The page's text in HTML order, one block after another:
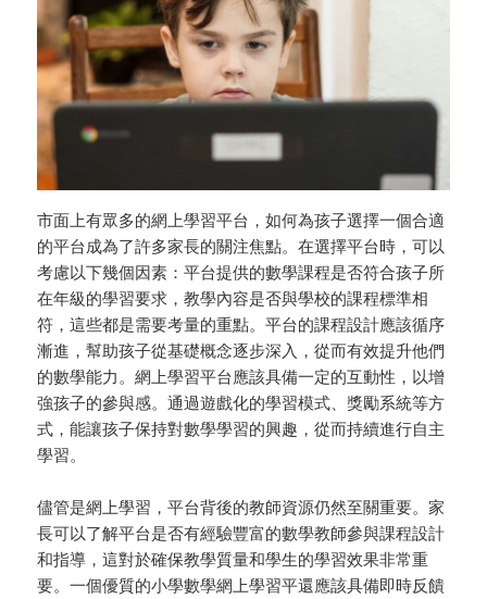
市面上有眾多的網上學習平台，如何為孩子選擇一個合適
的平台成為了許多家長的關注焦點。在選擇平台時，可以
考慮以下幾個因素：平台提供的數學課程是否符合孩子所
在年級的學習要求，教學內容是否與學校的課程標準相
符，這些都是需要考量的重點。平台的課程設計應該循序
漸進，幫助孩子從基礎概念逐步深入，從而有效提升他們
的數學能力。網上學習平台應該具備一定的互動性，以增
強孩子的參與感。通過遊戲化的學習模式、獎勵系統等方
式，能讓孩子保持對數學學習的興趣，從而持續進行自主
學習。
儘管是網上學習，平台背後的教師資源仍然至關重要。家
長可以了解平台是否有經驗豐富的數學教師參與課程設計
和指導，這對於確保教學質量和學生的學習效果非常重
要。一個優質的小學數學網上學習平還應該具備即時反饋